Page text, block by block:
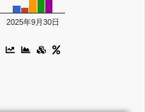
2025年9月30日